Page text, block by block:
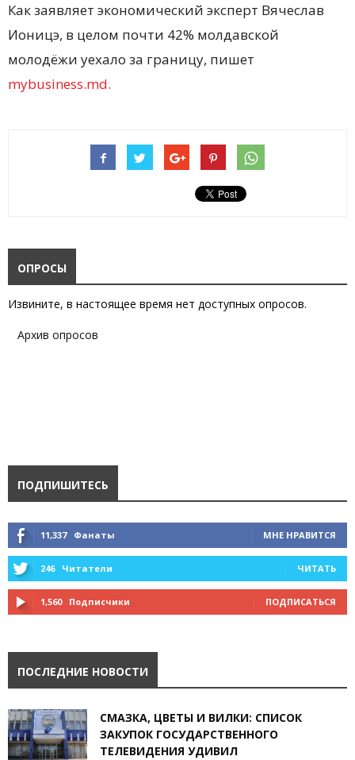
Как заявляет экономический эксперт Вячеслав
Ионицэ, в целом почти 42% молдавской
молодёжи уехало за границу, пишет
mybusiness.md.
ОПРОСЫ
Извините, в настоящее время нет доступных опросов.
Архив опросов
ПОДПИШИТЕСЬ
11,337 Фанаты МНЕ НРАВИТСЯ
246 Читатели ЧИТАТЬ
1,560 Подписчики ПОДПИСАТЬСЯ
ПОСЛЕДНИЕ НОВОСТИ
СМАЗКА, ЦВЕТЫ И ВИЛКИ: СПИСОК
ЗАКУПОК ГОСУДАРСТВЕННОГО
ТЕЛЕВИДЕНИЯ УДИВИЛ